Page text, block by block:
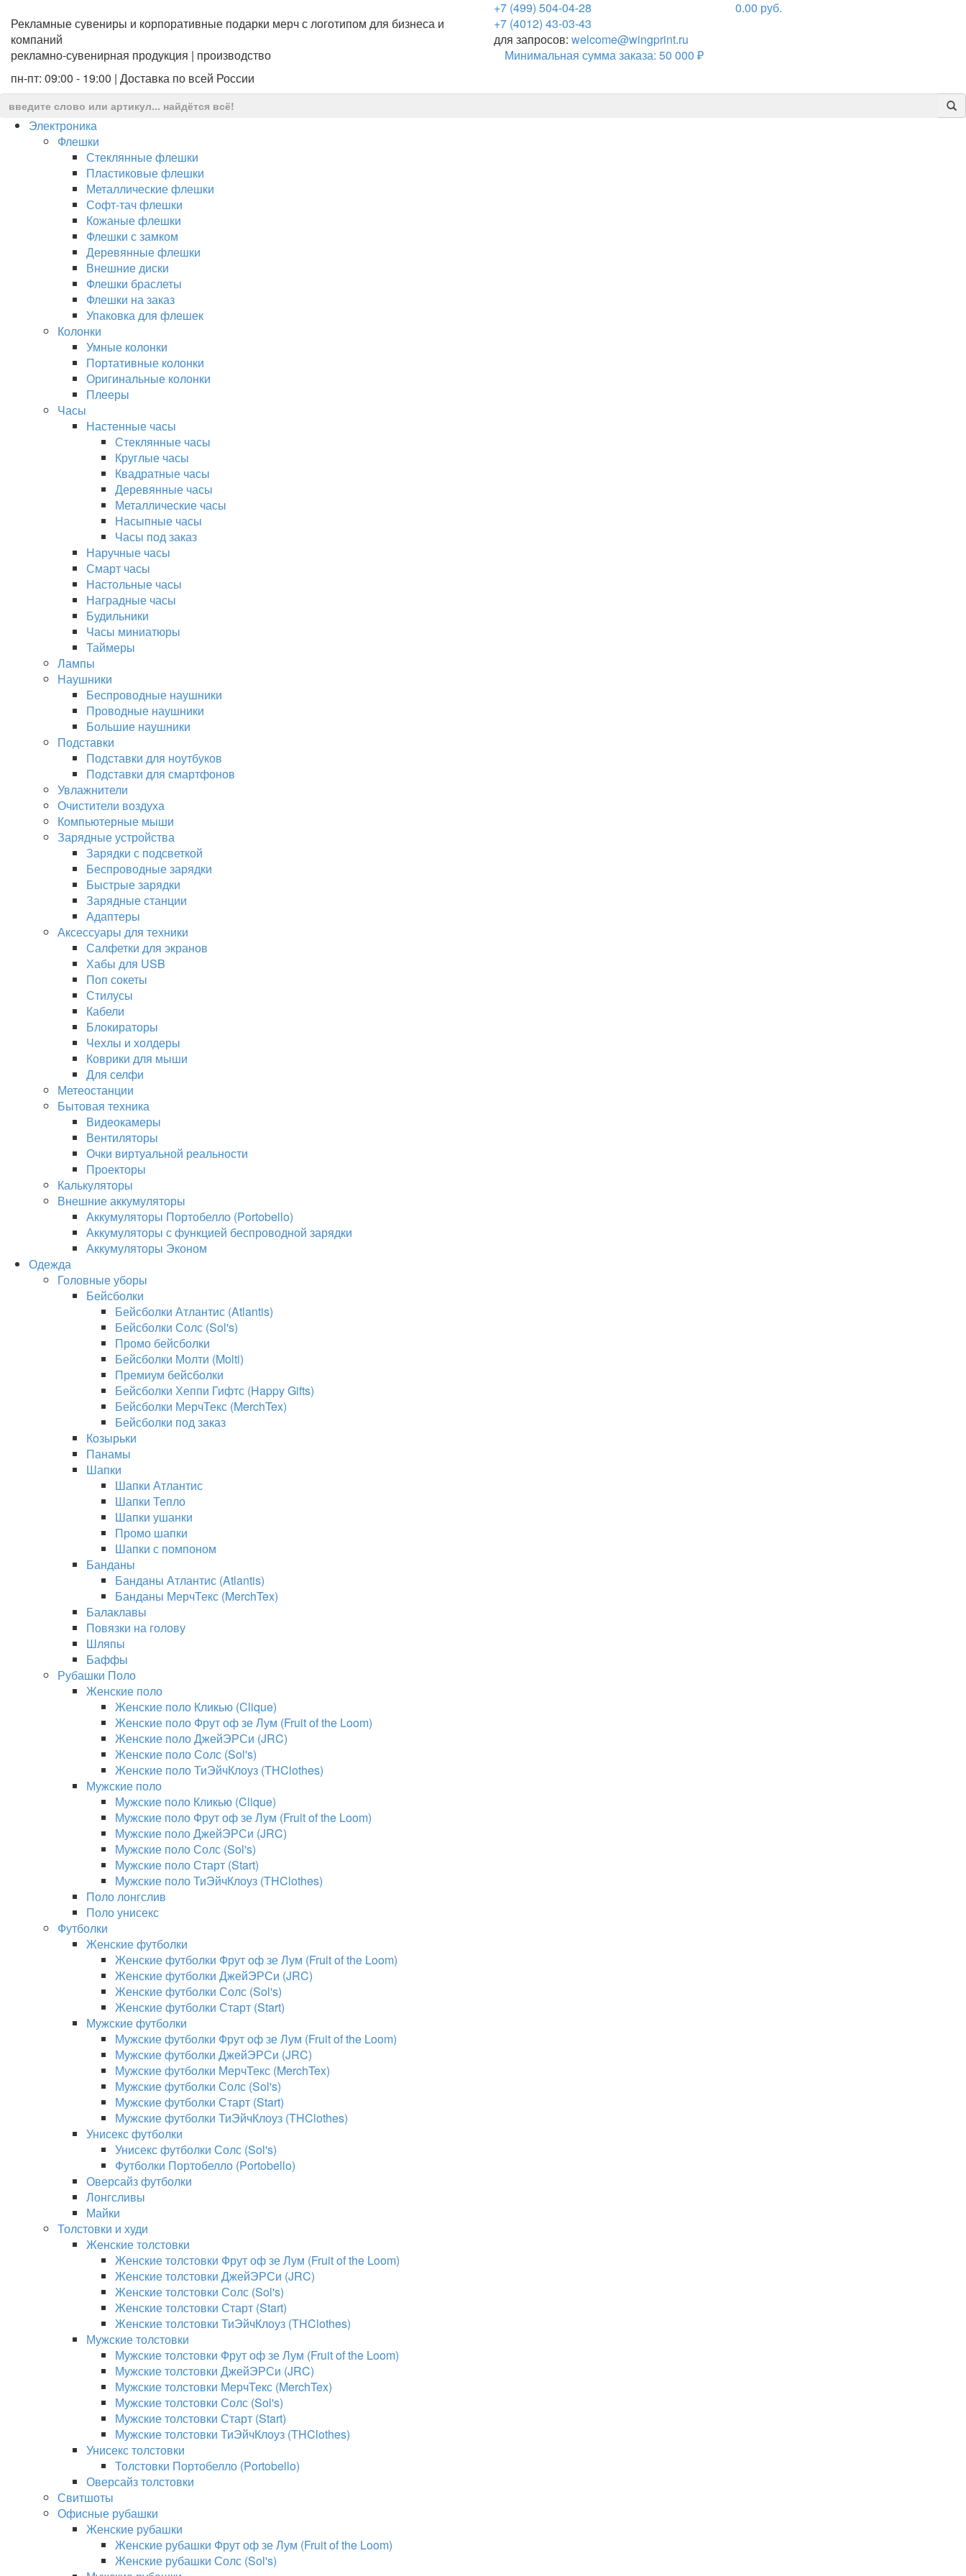
Рекламные сувениры и корпоративные подарки мерч с логотипом для бизнеса и
компаний
рекламно-сувенирная продукция | производство
пн-пт: 09:00 - 19:00 | Доставка по всей России
+7 (499) 504-04-28
+7 (4012) 43-03-43
для запросов: welcome@wingprint.ru
Минимальная сумма заказа: 50 000 ₽
0.00 руб.
Электроника
Флешки
Стеклянные флешки
Пластиковые флешки
Металлические флешки
Софт-тач флешки
Кожаные флешки
Флешки с замком
Деревянные флешки
Внешние диски
Флешки браслеты
Флешки на заказ
Упаковка для флешек
Колонки
Умные колонки
Портативные колонки
Оригинальные колонки
Плееры
Часы
Настенные часы
Стеклянные часы
Круглые часы
Квадратные часы
Деревянные часы
Металлические часы
Насыпные часы
Часы под заказ
Наручные часы
Смарт часы
Настольные часы
Наградные часы
Будильники
Часы миниатюры
Таймеры
Лампы
Наушники
Беспроводные наушники
Проводные наушники
Большие наушники
Подставки
Подставки для ноутбуков
Подставки для смартфонов
Увлажнители
Очистители воздуха
Компьютерные мыши
Зарядные устройства
Зарядки с подсветкой
Беспроводные зарядки
Быстрые зарядки
Зарядные станции
Адаптеры
Аксессуары для техники
Салфетки для экранов
Хабы для USB
Поп сокеты
Стилусы
Кабели
Блокираторы
Чехлы и холдеры
Коврики для мыши
Для селфи
Метеостанции
Бытовая техника
Видеокамеры
Вентиляторы
Очки виртуальной реальности
Проекторы
Калькуляторы
Внешние аккумуляторы
Аккумуляторы Портобелло (Portobello)
Аккумуляторы с функцией беспроводной зарядки
Аккумуляторы Эконом
Одежда
Головные уборы
Бейсболки
Бейсболки Атлантис (Atlantis)
Бейсболки Солс (Sol's)
Промо бейсболки
Бейсболки Молти (Molti)
Премиум бейсболки
Бейсболки Хеппи Гифтс (Happy Gifts)
Бейсболки МерчТекс (MerchTex)
Бейсболки под заказ
Козырьки
Панамы
Шапки
Шапки Атлантис
Шапки Тепло
Шапки ушанки
Промо шапки
Шапки с помпоном
Банданы
Банданы Атлантис (Atlantis)
Банданы МерчТекс (MerchTex)
Балаклавы
Повязки на голову
Шляпы
Баффы
Рубашки Поло
Женские поло
Женские поло Кликью (Clique)
Женские поло Фрут оф зе Лум (Fruit of the Loom)
Женские поло ДжейЭРСи (JRC)
Женские поло Солс (Sol's)
Женские поло ТиЭйчКлоуз (THClothes)
Мужские поло
Мужские поло Кликью (Clique)
Мужские поло Фрут оф зе Лум (Fruit of the Loom)
Мужские поло ДжейЭРСи (JRC)
Мужские поло Солс (Sol's)
Мужские поло Старт (Start)
Мужские поло ТиЭйчКлоуз (THClothes)
Поло лонгслив
Поло унисекс
Футболки
Женские футболки
Женские футболки Фрут оф зе Лум (Fruit of the Loom)
Женские футболки ДжейЭРСи (JRC)
Женские футболки Солс (Sol's)
Женские футболки Старт (Start)
Мужские футболки
Мужские футболки Фрут оф зе Лум (Fruit of the Loom)
Мужские футболки ДжейЭРСи (JRC)
Мужские футболки МерчТекс (MerchTex)
Мужские футболки Солс (Sol's)
Мужские футболки Старт (Start)
Мужские футболки ТиЭйчКлоуз (THClothes)
Унисекс футболки
Унисекс футболки Солс (Sol's)
Футболки Портобелло (Portobello)
Оверсайз футболки
Лонгсливы
Майки
Толстовки и худи
Женские толстовки
Женские толстовки Фрут оф зе Лум (Fruit of the Loom)
Женские толстовки ДжейЭРСи (JRC)
Женские толстовки Солс (Sol's)
Женские толстовки Старт (Start)
Женские толстовки ТиЭйчКлоуз (THClothes)
Мужские толстовки
Мужские толстовки Фрут оф зе Лум (Fruit of the Loom)
Мужские толстовки ДжейЭРСи (JRC)
Мужские толстовки МерчТекс (MerchTex)
Мужские толстовки Солс (Sol's)
Мужские толстовки Старт (Start)
Мужские толстовки ТиЭйчКлоуз (THClothes)
Унисекс толстовки
Толстовки Портобелло (Portobello)
Оверсайз толстовки
Свитшоты
Офисные рубашки
Женские рубашки
Женские рубашки Фрут оф зе Лум (Fruit of the Loom)
Женские рубашки Солс (Sol's)